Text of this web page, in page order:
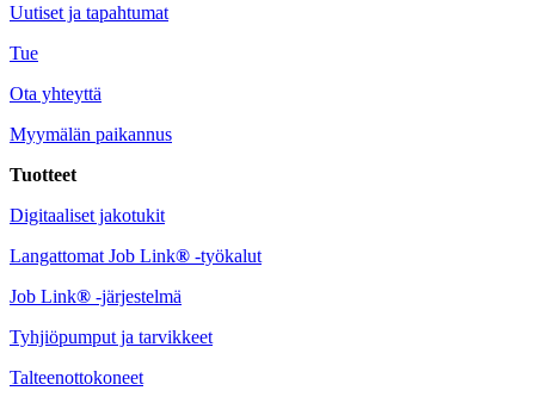
Uutiset ja tapahtumat
Tue
Ota yhteyttä
Myymälän paikannus
Tuotteet
Digitaaliset jakotukit
Langattomat Job Link® -työkalut
Job Link® -järjestelmä
Tyhjiöpumput ja tarvikkeet
Talteenottokoneet